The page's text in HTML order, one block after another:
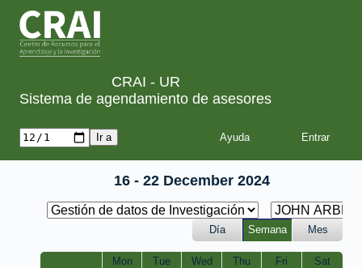
CRAI - UR
Sistema de agendamiento de asesores
Ayuda
16 - 22 December 2024
Día Semana Mes
Mon
Tue
Wed
Thu
Fri
Sat